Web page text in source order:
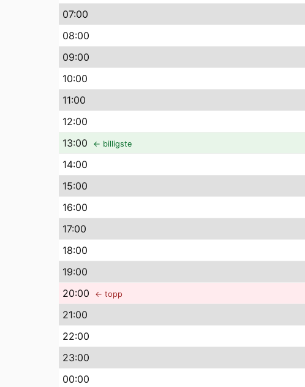
07:00
08:00
09:00
10:00
11:00
12:00
13:00 ← billigste
14:00
15:00
16:00
17:00
18:00
19:00
20:00 ← topp
21:00
22:00
23:00
00:00